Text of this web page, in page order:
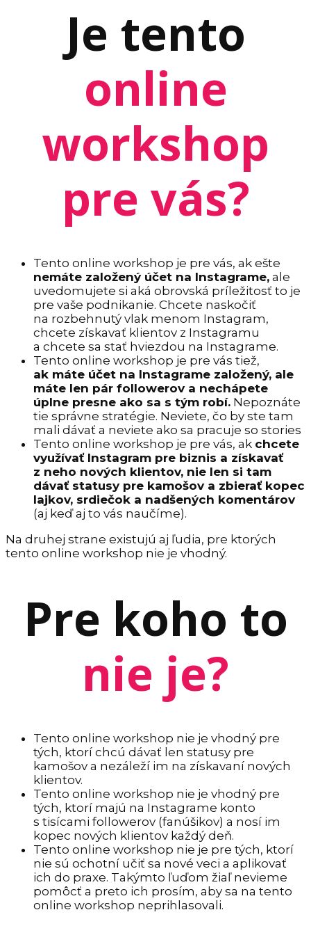
Je tento
online
workshop
pre vás?
Tento online workshop je pre vás, ak ešte
nemáte založený účet na Instagrame, ale
uvedomujete si aká obrovská príležitosť to je
pre vaše podnikanie. Chcete naskočiť
na rozbehnutý vlak menom Instagram,
chcete získavať klientov z Instagramu
a chcete sa stať hviezdou na Instagrame.
Tento online workshop je pre vás tiež,
ak máte účet na Instagrame založený, ale
máte len pár followerov a nechápete
úplne presne ako sa s tým robí. Nepoznáte
tie správne stratégie. Neviete, čo by ste tam
mali dávať a neviete ako sa pracuje so stories
Tento online workshop je pre vás, ak chcete
využívať Instagram pre biznis a získavať
z neho nových klientov, nie len si tam
dávať statusy pre kamošov a zbierať kopec
lajkov, srdiečok a nadšených komentárov
(aj keď aj to vás naučíme).
Na druhej strane existujú aj ľudia, pre ktorých
tento online workshop nie je vhodný.
Pre koho to
nie je?
Tento online workshop nie je vhodný pre
tých, ktorí chcú dávať len statusy pre
kamošov a nezáleží im na získavaní nových
klientov.
Tento online workshop nie je vhodný pre
tých, ktorí majú na Instagrame konto
s tisícami followerov (fanúšikov) a nosí im
kopec nových klientov každý deň.
Tento online workshop nie je pre tých, ktorí
nie sú ochotní učiť sa nové veci a aplikovať
ich do praxe. Takýmto ľuďom žiaľ nevieme
pomôcť a preto ich prosím, aby sa na tento
online workshop neprihlasovali.